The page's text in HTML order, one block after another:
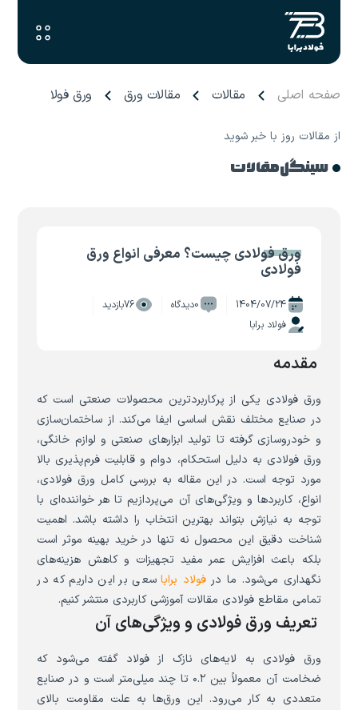
صفحه اصلی مقالات مقالات ورق ورق فولادی
از مقالات روز با خبر شوید
سینگل مقالات
ورق فولادی چیست؟ معرفی انواع ورق
فولادی
1404/07/24 0دیدگاه
76بازدید
فولاد برابا
مقدمه
ورق فولادی یکی از پرکاربردترین محصولات صنعتی است که
در صنایع مختلف نقش اساسی ایفا می‌کند. از ساختمان‌سازی
و خودروسازی گرفته تا تولید ابزارهای صنعتی و لوازم خانگی،
ورق فولادی به دلیل استحکام، دوام و قابلیت فرم‌پذیری بالا
مورد توجه است. در این مقاله به بررسی کامل ورق فولادی،
انواع، کاربردها و ویژگی‌های آن می‌پردازیم تا هر خواننده‌ای با
توجه به نیازش بتواند بهترین انتخاب را داشته باشد. اهمیت
شناخت دقیق این محصول نه تنها در خرید بهینه موثر است
بلکه باعث افزایش عمر مفید تجهیزات و کاهش هزینه‌های
نگهداری می‌شود. ما درفولاد برابا سعی بر این داریم که در
تمامی مقاطع فولادی مقالات آموزشی کاربردی منتشر کنیم.
تعریف ورق فولادی و ویژگی‌های آن
ورق فولادی به لایه‌های نازک از فولاد گفته می‌شود که
ضخامت آن معمولاً بین ۰.۲ تا چند میلی‌متر است و در صنایع
متعددی به کار می‌رود. این ورق‌ها به علت مقاومت بالای